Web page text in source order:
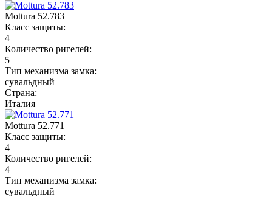
Mottura 52.783
Класс защиты:
4
Количество ригелей:
5
Тип механизма замка:
сувальдный
Страна:
Италия
Mottura 52.771
Класс защиты:
4
Количество ригелей:
4
Тип механизма замка:
сувальдный